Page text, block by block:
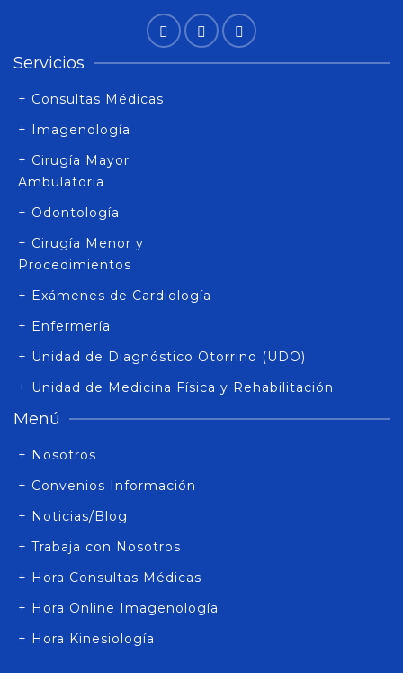
Servicios
+ Consultas Médicas
+ Imagenología
+ Cirugía Mayor
Ambulatoria
+ Odontología
+ Cirugía Menor y
Procedimientos
+ Exámenes de Cardiología
+ Enfermería
+ Unidad de Diagnóstico Otorrino (UDO)
+ Unidad de Medicina Física y Rehabilitación
Menú
+ Nosotros
+ Convenios Información
+ Noticias/Blog
+ Trabaja con Nosotros
+ Hora Consultas Médicas
+ Hora Online Imagenología
+ Hora Kinesiología